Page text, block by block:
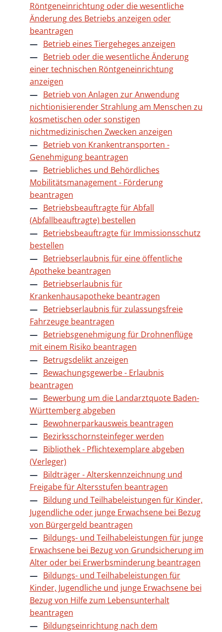
Röntgeneinrichtung oder die wesentliche
Änderung des Betriebs anzeigen oder
beantragen
Betrieb eines Tiergeheges anzeigen
Betrieb oder die wesentliche Änderung
einer technischen Röntgeneinrichtung
anzeigen
Betrieb von Anlagen zur Anwendung
nichtionisierender Strahlung am Menschen zu
kosmetischen oder sonstigen
nichtmedizinischen Zwecken anzeigen
Betrieb von Krankentransporten -
Genehmigung beantragen
Betriebliches und Behördliches
Mobilitätsmanagement - Förderung
beantragen
Betriebsbeauftragte für Abfall
(Abfallbeauftragte) bestellen
Betriebsbeauftragte für Immissionsschutz
bestellen
Betriebserlaubnis für eine öffentliche
Apotheke beantragen
Betriebserlaubnis für
Krankenhausapotheke beantragen
Betriebserlaubnis für zulassungsfreie
Fahrzeuge beantragen
Betriebsgenehmigung für Drohnenflüge
mit einem Risiko beantragen
Betrugsdelikt anzeigen
Bewachungsgewerbe - Erlaubnis
beantragen
Bewerbung um die Landarztquote Baden-
Württemberg abgeben
Bewohnerparkausweis beantragen
Bezirksschornsteinfeger werden
Bibliothek - Pflichtexemplare abgeben
(Verleger)
Bildträger - Alterskennzeichnung und
Freigabe für Altersstufen beantragen
Bildung und Teilhabeleistungen für Kinder,
Jugendliche oder junge Erwachsene bei Bezug
von Bürgergeld beantragen
Bildungs- und Teilhabeleistungen für junge
Erwachsene bei Bezug von Grundsicherung im
Alter oder bei Erwerbsminderung beantragen
Bildungs- und Teilhabeleistungen für
Kinder, Jugendliche und junge Erwachsene bei
Bezug von Hilfe zum Lebensunterhalt
beantragen
Bildungseinrichtung nach dem